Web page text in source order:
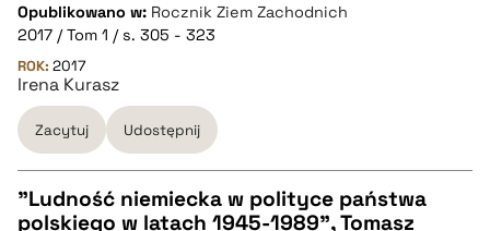
pobierz cytat
BIBTEX
pobierz cytat
Opublikowano w: Rocznik Ziem Zachodnich
2017 / Tom 1 / s. 305 - 323
ROK: 2017
Irena Kurasz
Zacytuj Udostępnij
"Ludność niemiecka w polityce państwa
polskiego w latach 1945-1989", Tomasz